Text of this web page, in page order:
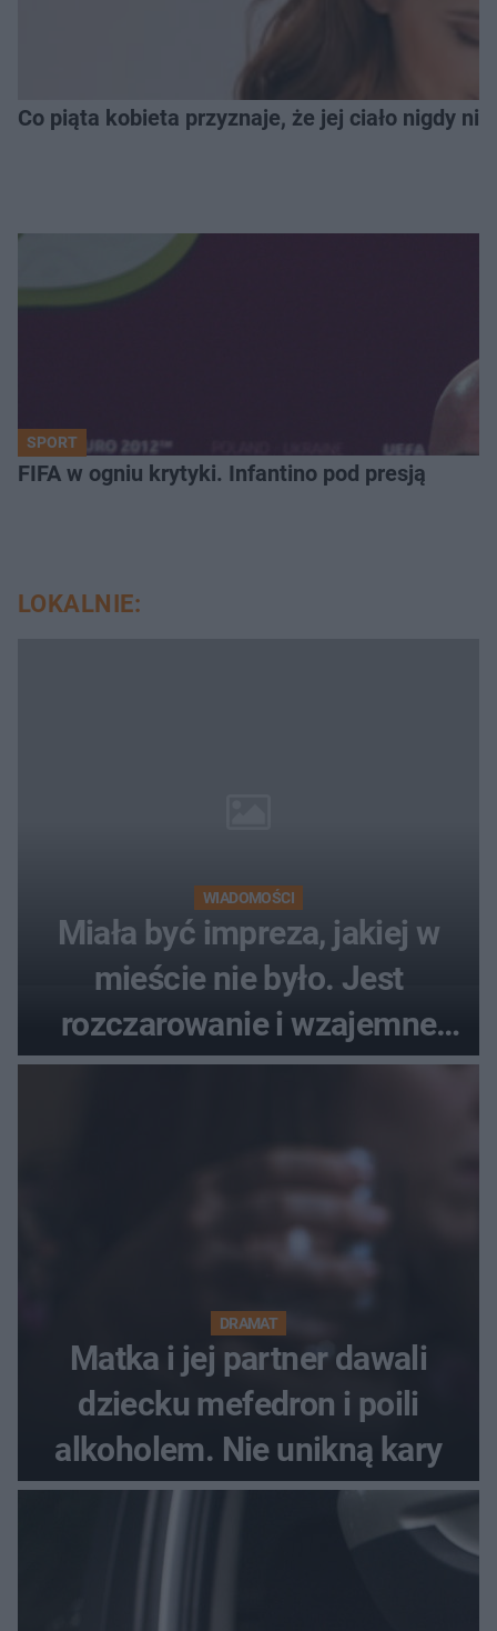
Co piąta kobieta przyznaje, że jej ciało nigdy
SPORT
FIFA w ogniu krytyki. Infantino pod presją
LOKALNIE:
WIADOMOŚCI
Miała być impreza, jakiej w
mieście nie było. Jest
rozczarowanie i wzajemne
obwinianie. Dlaczego Peak
DRAMAT
Matka i jej partner dawali
dziecku mefedron i poili
alkoholem. Nie unikną kary